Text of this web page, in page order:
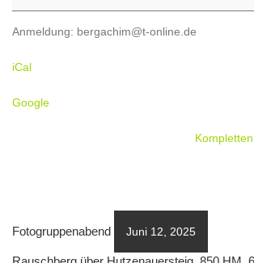
Gehzeit
6
Stunden,
&
Anmeldung: bergachim@t-online.de
iCal
Google
Fotogruppenabend Juni 12, 2025